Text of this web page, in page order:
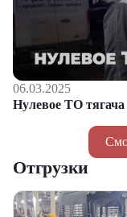
06.03.2025
Нулевое ТО
Отгрузки